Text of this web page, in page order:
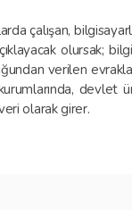
çalışan,
olursak;
verilen
devlet
olarak girer.